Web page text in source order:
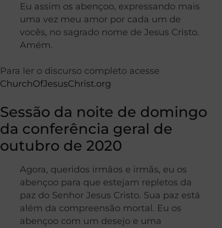
Eu assim os abençoo, expressando mais
uma vez meu amor por cada um de
vocês, no sagrado nome de Jesus Cristo.
Amém.
Para ler o discurso completo acesse
ChurchOfJesusChrist.org
Sessão da noite de domingo
da conferência geral de
outubro de 2020
Agora, queridos irmãos e irmãs, eu os
abençoo para que estejam repletos da
paz do Senhor Jesus Cristo. Sua paz está
além da compreensão mortal. Eu os
abençoo com um desejo e uma